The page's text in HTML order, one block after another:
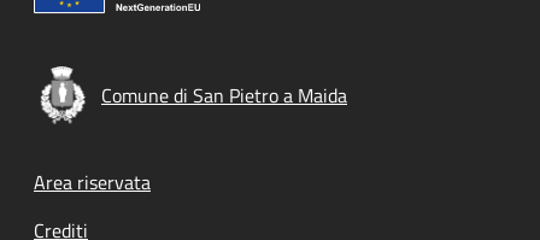
Comune di San Pietro a Maida
Footer menu
Area riservata
Crediti